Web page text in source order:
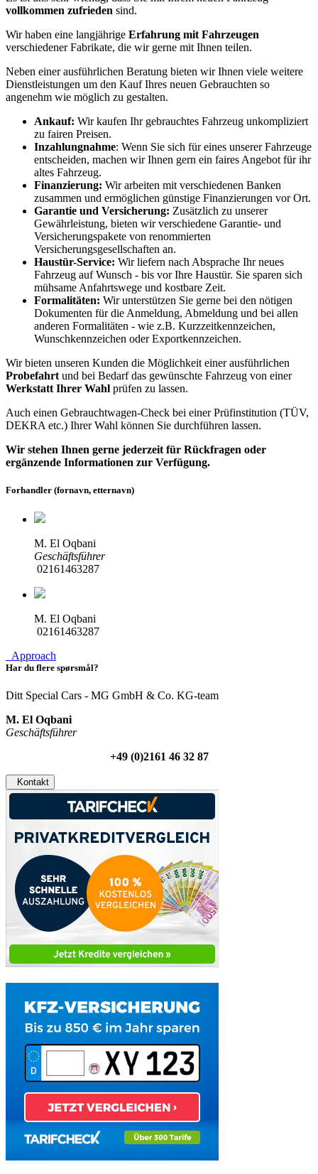
vollkommen zufrieden sind.
Wir haben eine langjährige Erfahrung mit Fahrzeugen
verschiedener Fabrikate, die wir gerne mit Ihnen teilen.
Neben einer ausführlichen Beratung bieten wir Ihnen viele weitere
Dienstleistungen um den Kauf Ihres neuen Gebrauchten so
angenehm wie möglich zu gestalten.
Ankauf: Wir kaufen Ihr gebrauchtes Fahrzeug unkompliziert
zu fairen Preisen.
Inzahlungnahme: Wenn Sie sich für eines unserer Fahrzeuge
entscheiden, machen wir Ihnen gern ein faires Angebot für ihr
altes Fahrzeug.
Finanzierung: Wir arbeiten mit verschiedenen Banken
zusammen und ermöglichen günstige Finanzierungen vor Ort.
Garantie und Versicherung: Zusätzlich zu unserer
Gewährleistung, bieten wir verschiedene Garantie- und
Versicherungspakete von renommierten
Versicherungsgesellschaften an.
Haustür-Service: Wir liefern nach Absprache Ihr neues
Fahrzeug auf Wunsch - bis vor Ihre Haustür. Sie sparen sich
mühsame Anfahrtswege und kostbare Zeit.
Formalitäten: Wir unterstützen Sie gerne bei den nötigen
Dokumenten für die Anmeldung, Abmeldung und bei allen
anderen Formalitäten - wie z.B. Kurzzeitkennzeichen,
Wunschkennzeichen oder Exportkennzeichen.
Wir bieten unseren Kunden die Möglichkeit einer ausführlichen
Probefahrt und bei Bedarf das gewünschte Fahrzeug von einer
Werkstatt Ihrer Wahl prüfen zu lassen.
Auch einen Gebrauchtwagen-Check bei einer Prüfinstitution (TÜV,
DEKRA etc.) Ihrer Wahl können Sie durchführen lassen.
Wir stehen Ihnen gerne jederzeit für Rückfragen oder
ergänzende Informationen zur Verfügung.
Forhandler (fornavn, etternavn)
M. El Oqbani
Geschäftsführer
02161463287
M. El Oqbani
02161463287
Approach
Har du flere spørsmål?
Ditt Special Cars - MG GmbH & Co. KG-team
M. El Oqbani
Geschäftsführer
+49 (0)2161 46 32 87
Kontakt